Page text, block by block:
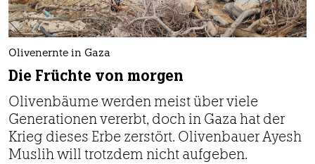
nord
wahrheit
verlag
verlag
veranstaltungen
Olivenernte in Gaza
Die Früchte von morgen
Olivenbäume werden meist über viele
Generationen vererbt, doch in Gaza hat der
Krieg dieses Erbe zerstört. Olivenbauer Ayesh
Muslih will trotzdem nicht aufgeben.